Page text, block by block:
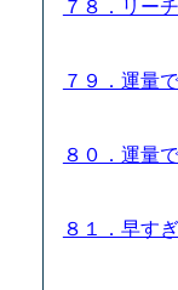
７８．リー
７９．運量
８０．運量
８１．早す